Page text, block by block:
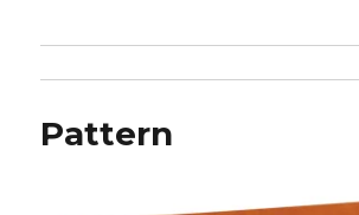
Pattern